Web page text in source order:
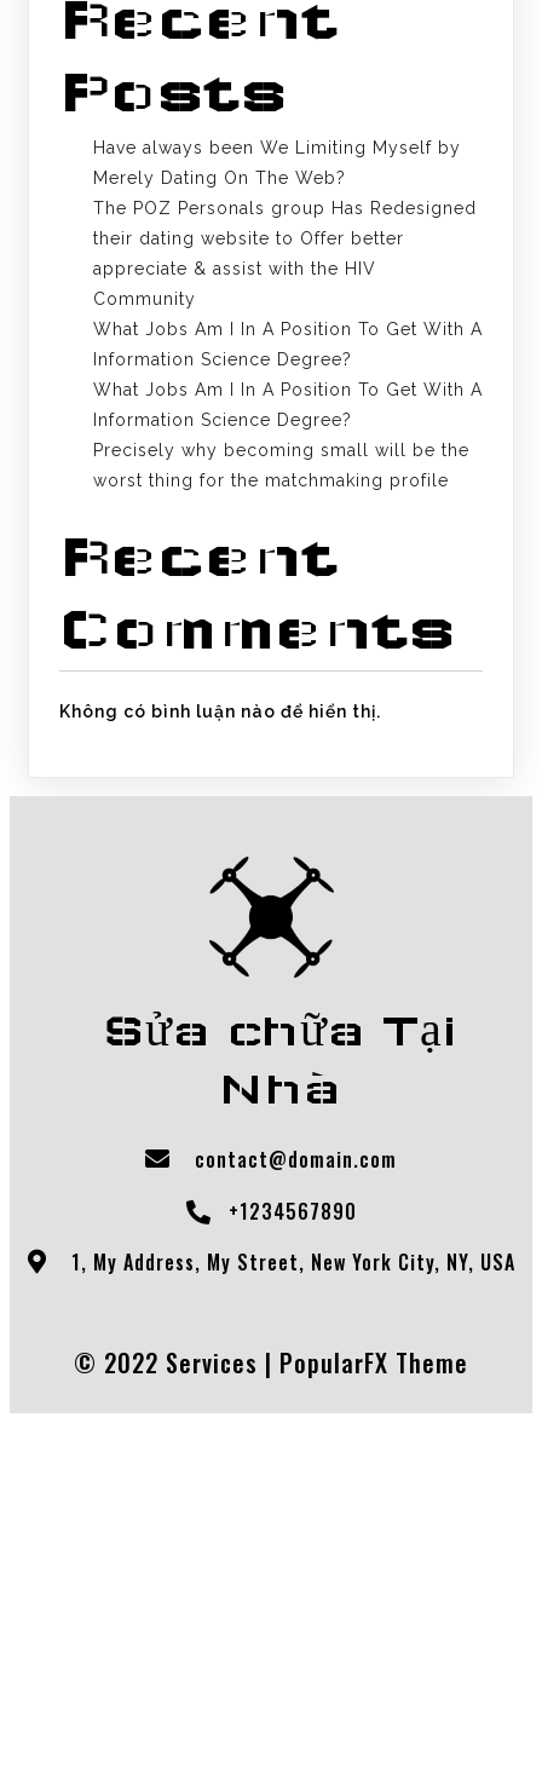
Recent
Posts
Have always been We Limiting Myself by
Merely Dating On The Web?
The POZ Personals group Has Redesigned
their dating website to Offer better
appreciate & assist with the HIV
Community
What Jobs Am I In A Position To Get With A
Information Science Degree?
What Jobs Am I In A Position To Get With A
Information Science Degree?
Precisely why becoming small will be the
worst thing for the matchmaking profile
Recent
Comments
Không có bình luận nào để hiển thị.
Sửa chữa Tại
Nhà
contact@domain.com
+1234567890
1, My Address, My Street, New York City, NY, USA
© 2022 Services | PopularFX Theme